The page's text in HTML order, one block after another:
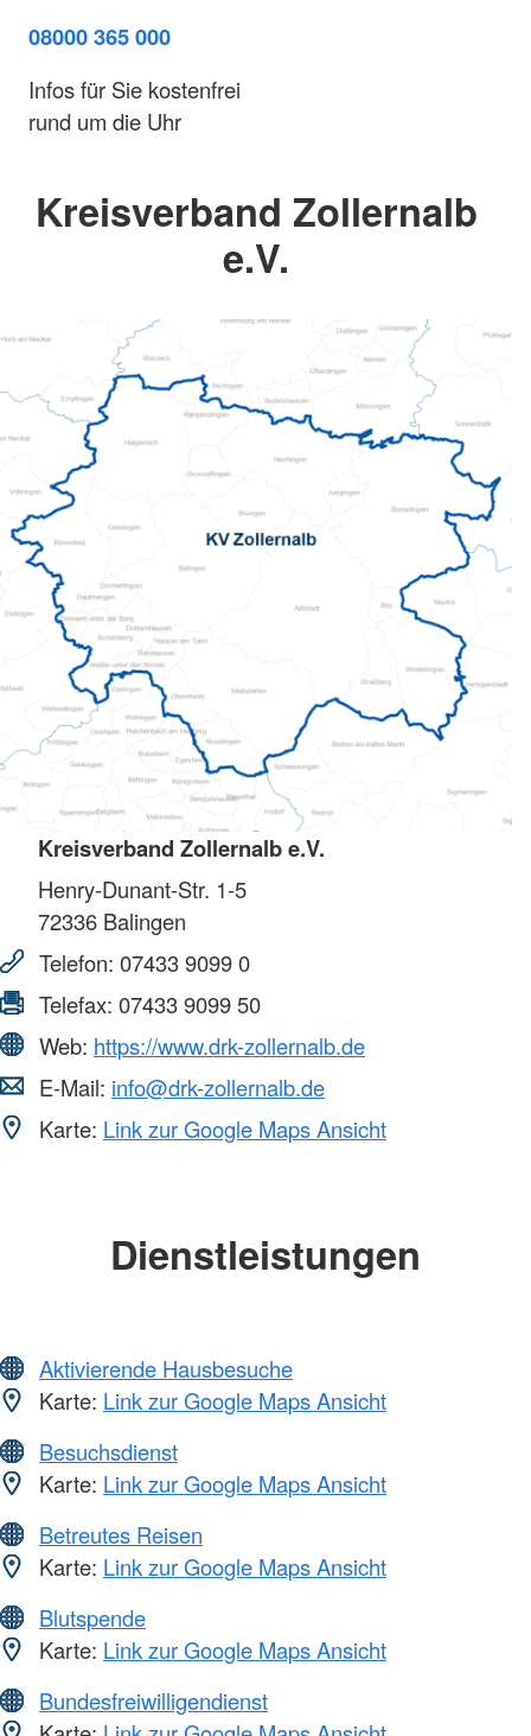
08000 365 000
Infos für Sie kostenfrei
rund um die Uhr
Kreisverband Zollernalb
e.V.
Kreisverband Zollernalb e.V.
Henry-Dunant-Str. 1-5
72336 Balingen
Telefon: 07433 9099 0
Telefax: 07433 9099 50
Web: https://www.drk-zollernalb.de
E-Mail: info@drk-zollernalb.de
Karte: Link zur Google Maps Ansicht
Dienstleistungen
Aktivierende Hausbesuche
Karte: Link zur Google Maps Ansicht
Besuchsdienst
Karte: Link zur Google Maps Ansicht
Betreutes Reisen
Karte: Link zur Google Maps Ansicht
Blutspende
Karte: Link zur Google Maps Ansicht
Bundesfreiwilligendienst